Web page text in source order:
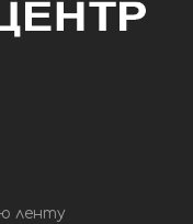
ленту